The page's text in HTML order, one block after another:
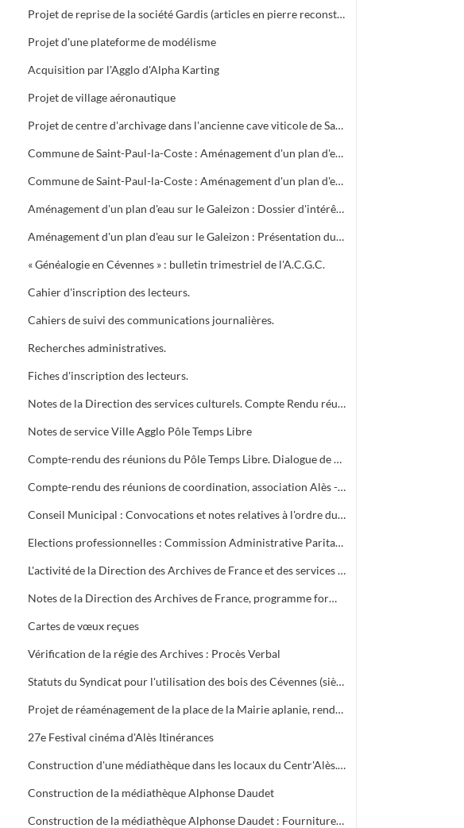
Projet de reprise de la société Gardis (articles en pierre reconstituée) par les Ateliers de Vézénobres
Projet d'une plateforme de modélisme
Acquisition par l'Agglo d'Alpha Karting
Projet de village aéronautique
Projet de centre d'archivage dans l'ancienne cave viticole de Saint-Hilaire de Brethmas. Réponses au questionnaire
Commune de Saint-Paul-la-Coste : Aménagement d'un plan d'eau sur le Galeizon. Etude de faisabilité BRL Ingénierie (septembre 1996). Sondage et analyse de l'eau
Commune de Saint-Paul-la-Coste : Aménagement d'un plan d'eau sur le Galeizon. Etude d'Avant Projet Sommaire BRL Ingénierie
Aménagement d'un plan d'eau sur le Galeizon : Dossier d'intérêt général et d'autorisation au titre de la loi sur l'eau
Aménagement d'un plan d'eau sur le Galeizon : Présentation du projet. Aménagement le Martinet, commune de Saint-Paul-la-Coste (dossier service économique, janvier 1997). Etude d'exécution des travaux par BRL Ingénierie. Enquête parcellaire. Enquête publique préalable. Rapport du Commissaire Enquêteur. Compte Rendu demande de subvention
« Généalogie en Cévennes » : bulletin trimestriel de l'A.C.G.C.
Cahier d'inscription des lecteurs.
Cahiers de suivi des communications journalières.
Recherches administratives.
Fiches d'inscription des lecteurs.
Notes de la Direction des services culturels. Compte Rendu réunion préparatoire aux Journées Européennes du Patrimoine (18 et 19 septembre 2004)
Notes de service Ville Agglo Pôle Temps Libre
Compte-rendu des réunions du Pôle Temps Libre. Dialogue de performances objectifs 2009
Compte-rendu des réunions de coordination, association Alès - Nîmes
Conseil Municipal : Convocations et notes relatives à l'ordre du jour
Elections professionnelles : Commission Administrative Paritaire (C.A.P.), Comité Technique Paritaire (C.T.P.), Comité d'Hygiène de Sécurité et des Conditions de Travail (C.H.S.C.T.) : tracts, résultats définitifs de la Direction des Ressources Humaines (D.R.H.) et tract de l'U.N.S.A.
L'activité de la Direction des Archives de France et des services publics d'archives
Notes de la Direction des Archives de France, programme formation, etc
Cartes de vœux reçues
Vérification de la régie des Archives : Procès Verbal
Statuts du Syndicat pour l'utilisation des bois des Cévennes (siège social Société d'Agriculture d'Alès)
Projet de réaménagement de la place de la Mairie aplanie, rendue aux piétons avec arbres
27e Festival cinéma d'Alès Itinérances
Construction d'une médiathèque dans les locaux du Centr'Alès. Marché avec pièces comptables (décomptes définitifs). Maîtrise d'œuvre. Assurance chantier. Frais d'études. Assistance maîtrise d'ouvrage
Construction de la médiathèque Alphonse Daudet
Construction de la médiathèque Alphonse Daudet : Fourniture du Système Intégré de Gestion de Bibliothèque et de services. Végétalisation de la terrasse de la médiathèque. Multimédia (dernier certificat pour paiement), 1999 - 2000